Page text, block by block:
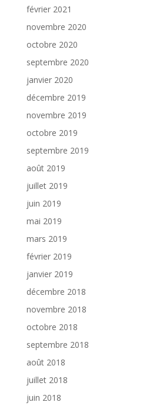
février 2021
novembre 2020
octobre 2020
septembre 2020
janvier 2020
décembre 2019
novembre 2019
octobre 2019
septembre 2019
août 2019
juillet 2019
juin 2019
mai 2019
mars 2019
février 2019
janvier 2019
décembre 2018
novembre 2018
octobre 2018
septembre 2018
août 2018
juillet 2018
juin 2018